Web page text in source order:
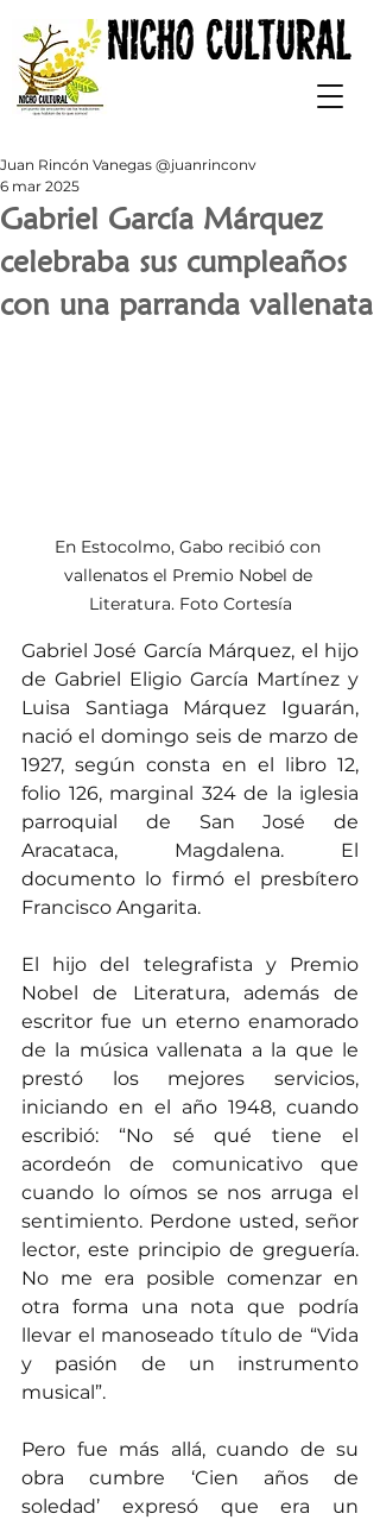
Gabriel García Márquez
celebraba sus cumpleaños
con una parranda vallenata
Juan Rincón Vanegas @juanrinconv
6 mar 2025
En Estocolmo, Gabo recibió con
vallenatos el Premio Nobel de
Literatura. Foto Cortesía
Gabriel José García Márquez, el hijo
de Gabriel Eligio García Martínez y
Luisa Santiaga Márquez Iguarán,
nació el domingo seis de marzo de
1927, según consta en el libro 12,
folio 126, marginal 324 de la iglesia
parroquial de San José de
Aracataca, Magdalena. El
documento lo firmó el presbítero
Francisco Angarita.
El hijo del telegrafista y Premio
Nobel de Literatura, además de
escritor fue un eterno enamorado
de la música vallenata a la que le
prestó los mejores servicios,
iniciando en el año 1948, cuando
escribió: “No sé qué tiene el
acordeón de comunicativo que
cuando lo oímos se nos arruga el
sentimiento. Perdone usted, señor
lector, este principio de greguería.
No me era posible comenzar en
otra forma una nota que podría
llevar el manoseado título de “Vida
y pasión de un instrumento
musical”.
Pero fue más allá, cuando de su
obra cumbre ‘Cien años de
soledad’ expresó que era un